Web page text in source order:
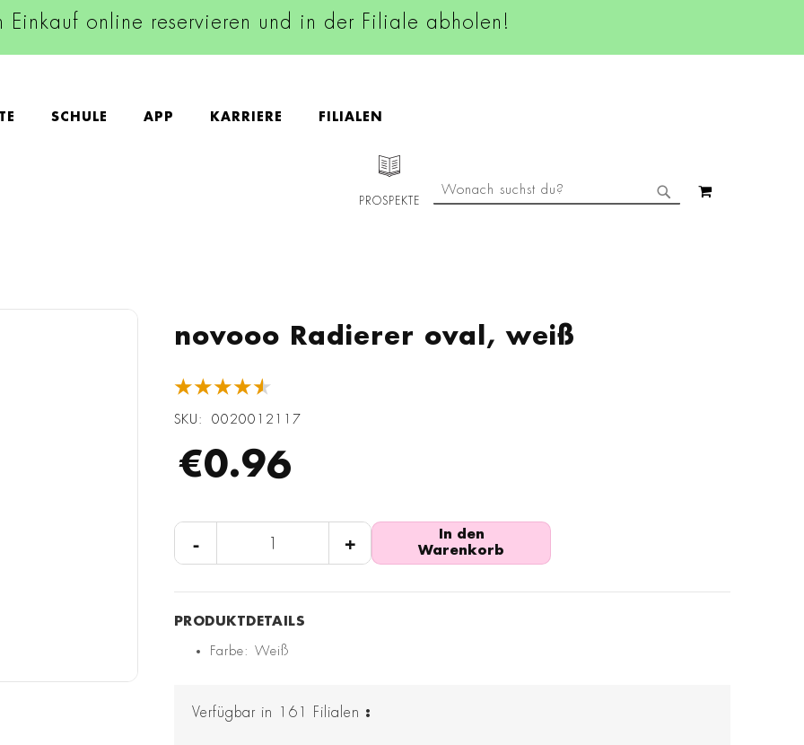
Einkauf online reservieren und in der Filiale abholen!
SCHULE APP KARRIERE FILIALEN
PROSPEKTE
SUCHE
novooo Radierer oval, weiß
★★★★★
SKU 0020012117
€0.96
- +
In den
Warenkorb
Farbe: Weiß
Verfügbar in 161 Filialen :